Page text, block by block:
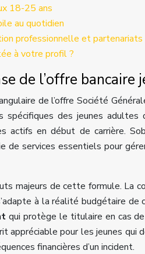
18-25 ans
au quotidien
professionnelle et partenariats
à votre profil ?
de l’offre bancaire
de l’offre Société
des jeunes adultes
actifs en début de carrière.
de services essentiels pour
majeurs de cette formule. La
à la réalité budgétaire
qui protège le titulaire en cas
appréciable pour les jeunes qui
financières d’un incident.